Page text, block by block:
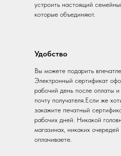
устроить настоящий
которые объединяют.
Удобство
Вы можете подарить
Электронный сертификат
рабочий день после оплаты
почту получателя.Если же
закажите печатный
рабочих дней. Никакой
магазинах, никаких
оплачиваете.